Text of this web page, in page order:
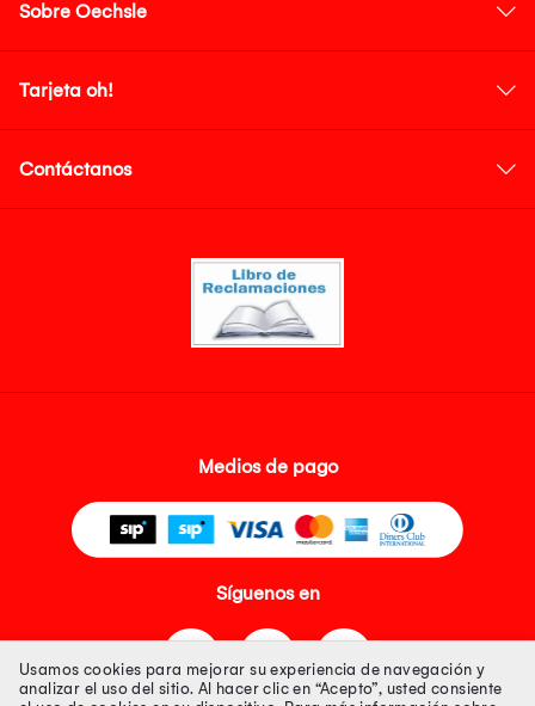
Sobre Oechsle
Tarjeta oh!
Contáctanos
Medios de pago
Síguenos en
Usamos cookies para mejorar su experiencia de navegación y
analizar el uso del sitio. Al hacer clic en “Acepto”, usted consiente